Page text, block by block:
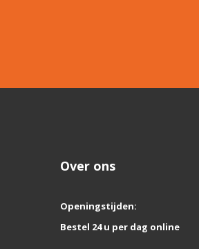
Over ons
Openingstijden:
Bestel 24 u per dag online